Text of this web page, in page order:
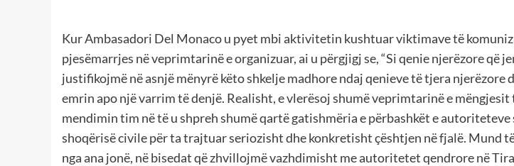
Kur Ambasadori Del Monaco u pyet mbi aktivitetin kushtuar viktimave të
pjesëmarrjes në veprimtarinë e organizuar, ai u përgjigj se, “Si qenie njerëzore që
justifikojmë në asnjë mënyrë këto shkelje madhore ndaj qenieve të tjera njerëzore
emrin apo një varrim të denjë. Realisht, e vlerësoj shumë veprimtarinë e mëngjesit
mendimin tim në të u shpreh shumë qartë gatishmëria e përbashkët e
shoqërisë civile për ta trajtuar seriozisht dhe konkretisht çështjen në fjalë. Mund
nga ana jonë, në bisedat që zhvillojmë vazhdimisht me autoritetet qendrore në